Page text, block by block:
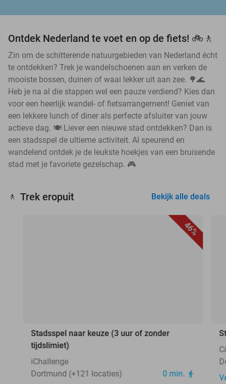
Ontdek Nederland te voet en op de fiets! 🚲🚶
Zin om de schitterende natuurgebieden van Nederland écht
te ontdekken? Trek je wandelschoenen aan en verken de
mooiste bossen, duinen of waai lekker uit aan zee. 🌳🌊
Heb je na al die stappen wel een pauze verdiend? Kies dan
voor een heerlijk wandel- of fietsarrangement! Geniet van
een lekkere lunch of diner als perfecte afsluiter van jouw
actieve dag. 🍽️ Liever een nieuwe stad ontdekken? Dan is
een stadsspel de ultieme activiteit. Al speurend en
wandelend ontdek je de leukste hoekjes van een bruisende
stad met je favoriete gezelschap. 🎮
🚶 Trek eropuit Bekijk alle deals
46%
Stadsspel naar keuze (3 uur of zonder
tijdslimiet)
iChallenge
Dortmund (+121 locaties)
0 min.